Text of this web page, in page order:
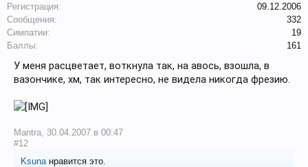
Регистрация:
09.12.2006
Сообщения:
332
Симпатии:
19
Баллы:
161
У меня расцветает, воткнула так, на авось, взошла, в
вазончике, хм, так интересно, не видела никогда фрезию.
Mantra 30.04.2007 в 00:47
#12
Ksuna нравится это.